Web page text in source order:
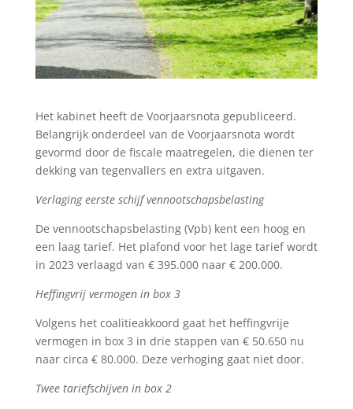
Het kabinet heeft de Voorjaarsnota gepubliceerd.
Belangrijk onderdeel van de Voorjaarsnota wordt
gevormd door de fiscale maatregelen, die dienen ter
dekking van tegenvallers en extra uitgaven.
Verlaging eerste schijf vennootschapsbelasting
De vennootschapsbelasting (Vpb) kent een hoog en
een laag tarief. Het plafond voor het lage tarief wordt
in 2023 verlaagd van € 395.000 naar € 200.000.
Heffingvrij vermogen in box 3
Volgens het coalitieakkoord gaat het heffingvrije
vermogen in box 3 in drie stappen van € 50.650 nu
naar circa € 80.000. Deze verhoging gaat niet door.
Twee tariefschijven in box 2